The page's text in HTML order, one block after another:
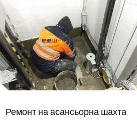
Ремонт на асансьорна шахта